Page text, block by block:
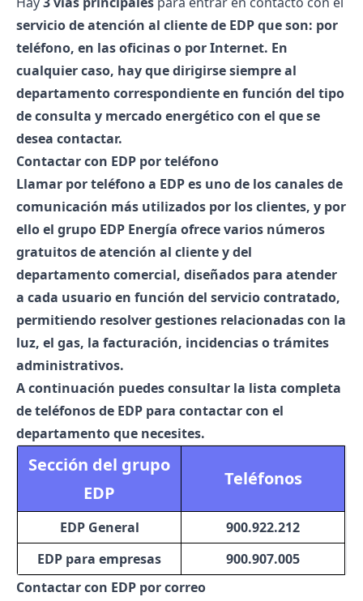
servicio de atención al clientede EDP que son: por
teléfono, en lasoficinaso porInternet. En
cualquier caso, hay que dirigirse siempre al
departamento correspondiente en función del tipo
de consulta y mercado energético con el que se
desea contactar.
Contactar con EDP por teléfono
Llamar por teléfono a EDPes uno de los canales de
comunicación más utilizados por los clientes, y por
ello el grupo EDP Energía ofrece varios números
gratuitos de atención al cliente y del
departamento comercial, diseñados para atender
a cada usuario en función del servicio contratado,
permitiendo resolver gestiones relacionadas con la
luz, el gas, la facturación, incidencias o trámites
administrativos.
A continuación puedes consultar la lista completa
deteléfonos de EDP para contactar con el
departamento que necesites.
Sección del grupo
EDP
Teléfonos
EDP General
900.922.212
EDP para empresas
900.907.005
Contactar con EDP por correo